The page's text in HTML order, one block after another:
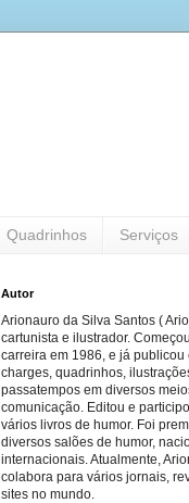
Quadrinhos Serviços
Autor
Arionauro da Silva Santos (
cartunista e ilustrador.
carreira em 1986, e já publicou
charges, quadrinhos,
passatempos em diversos
comunicação. Editou e
vários livros de humor. Foi
diversos salões de humor,
internacionais. Atualmente,
colabora para vários jornais,
sites no mundo.